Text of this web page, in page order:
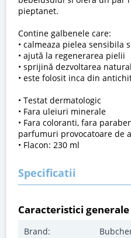
pieptanet.
Contine galbenele care:
• calmeaza pielea sensibila
• ajută la regenerarea pielii
• sprijină dezvoltarea
• este folosit inca din
• Testat dermatologic
• Fara uleiuri minerale
• Fara coloranti, fara
parfumuri provocatoare de
• Flacon: 230 ml
Specificatii
Caracteristici generale
Brand: